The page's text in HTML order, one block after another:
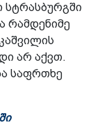
სტრასბურგში
რამდენიმე
არ აქვთ.
საფრთხე